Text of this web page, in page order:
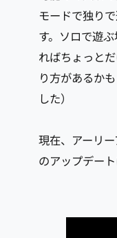
モードで独り
す。ソロで遊
ればちょっと
り方があるか
した）
現在、アーリ
のアップデート